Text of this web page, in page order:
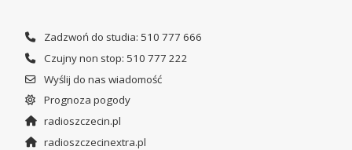
Zadzwoń do studia: 510 777 666
Czujny non stop: 510 777 222
Wyślij do nas wiadomość
Prognoza pogody
radioszczecin.pl
radioszczecinextra.pl